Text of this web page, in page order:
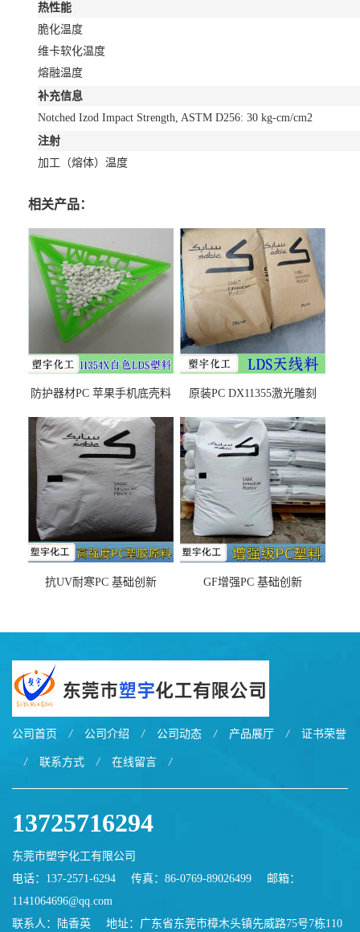
热性能
脆化温度
维卡软化温度
熔融温度
补充信息
Notched Izod Impact Strength, ASTM D256: 30 kg-cm/cm2
注射
加工（熔体）温度
相关产品：
防护器材PC 苹果手机底壳料
之忧
原装PC DX11355激光雕刻
抗UV耐寒PC 基础创新
GF增强PC 基础创新
公司首页 / 公司介绍 / 公司动态 / 产品展厅 / 证书荣誉
/ 联系方式 / 在线留言 /
13725716294
东莞市塑宇化工有限公司
电话：137-2571-6294
传真：86-0769-89026499
邮箱：
1141064696@qq.com
联系人：陆香英
地址：广东省东莞市樟木头镇先威路75号7栋110